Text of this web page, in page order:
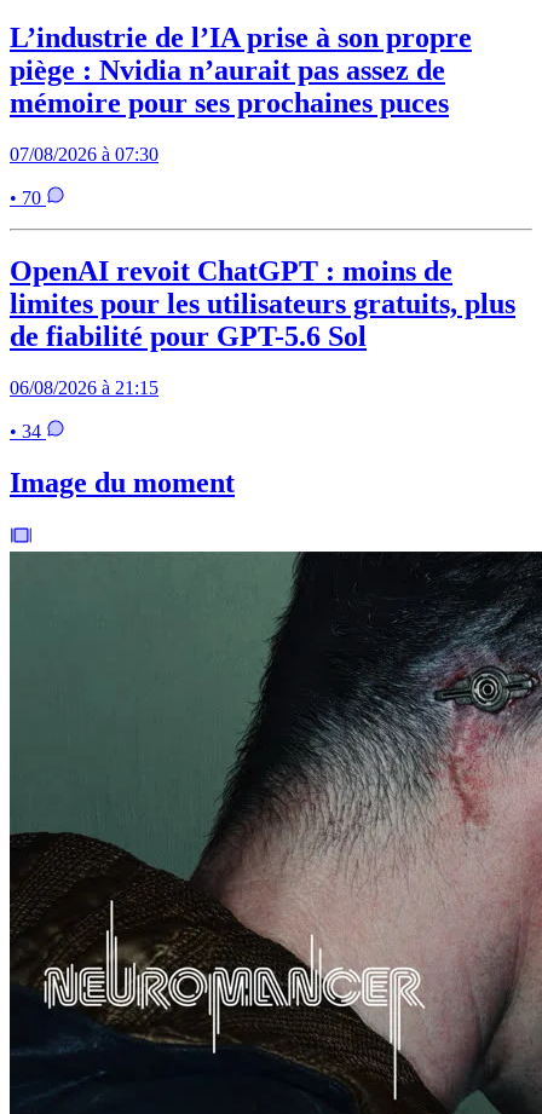
L’industrie de l’IA prise à son propre
piège : Nvidia n’aurait pas assez de
mémoire pour ses prochaines puces
07/08/2026 à 07:30
• 70
OpenAI revoit ChatGPT : moins de
limites pour les utilisateurs gratuits, plus
de fiabilité pour GPT-5.6 Sol
06/08/2026 à 21:15
• 34
Image du moment